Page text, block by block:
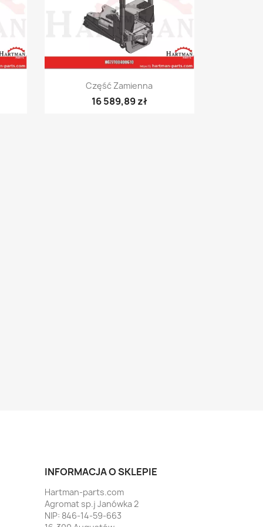
Szybki podgląd
Część Zamienna
16 589,89 zł
INFORMACJA O SKLEPIE
Hartman-parts.com
Agromat sp.j Janówka 2
NIP: 846-14-59-663